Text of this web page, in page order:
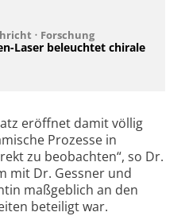
• Forschung
Laser beleuchtet chirale
eröffnet damit völlig
Prozesse in
zu beobachten“, so Dr.
mit Dr. Gessner und
maßgeblich an den
beteiligt war.